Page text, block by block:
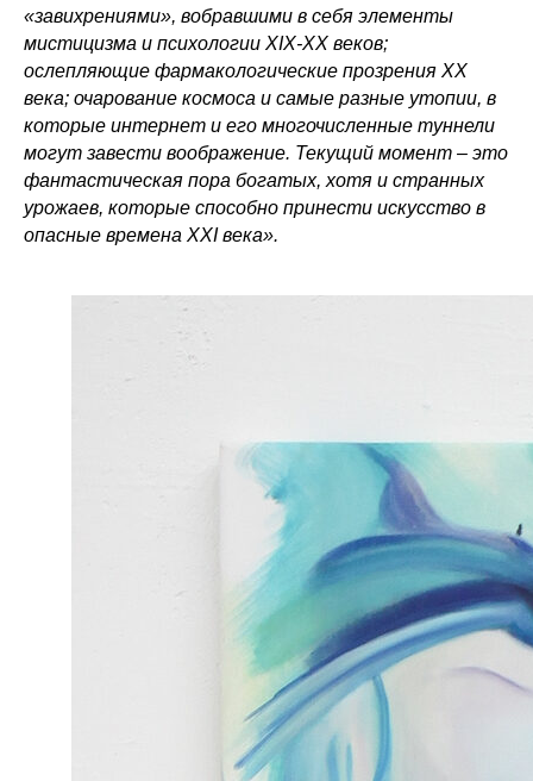
«завихрениями», вобравшими в себя элементы
мистицизма и психологии XIX-XX веков;
ослепляющие фармакологические прозрения ХХ
века; очарование космоса и самые разные утопии, в
которые интернет и его многочисленные туннели
могут завести воображение. Текущий момент – это
фантастическая пора богатых, хотя и странных
урожаев, которые способно принести искусство в
опасные времена XXI века».